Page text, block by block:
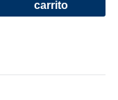
carrito